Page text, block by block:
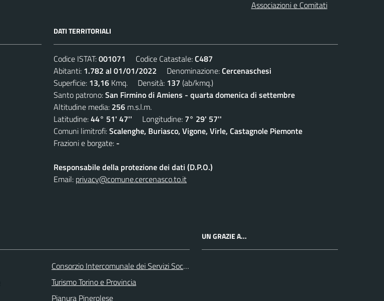
Associazioni e Comitati
DATI TERRITORIALI
Codice ISTAT:001071 Codice Catastale:C487
Abitanti: 1.782 al 01/01/2022 Denominazione:Cercenaschesi
Superficie: 13,16 Kmq. Densità: 137 (ab/kmq.)
Santo patrono:San Firmino di Amiens - quarta domenica di settembre
Altitudine media: 256 m.s.l.m.
Latitudine:44° 51' 47'' Longitudine: 7° 29' 57''
Comuni limitrofi:Scalenghe, Buriasco, Vigone, Virle, Castagnole Piemonte
Frazioni e borgate: -
Responsabile della protezione dei dati (D.P.O.)
Email: privacy@comune.cercenasco.to.it
Consorzio Intercomunale dei Servizi Sociali
Turismo Torino e Provincia
Pianura Pinerolese
UN GRAZIE A...